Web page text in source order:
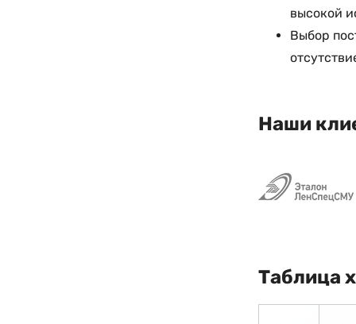
высокой
Выбор
Наши
Таблица